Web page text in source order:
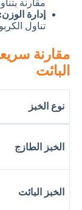
مقارنة
إدارة الوزن:
تناول
البائت
نوع الخبز
الخبز الطازج
الخبز البائت